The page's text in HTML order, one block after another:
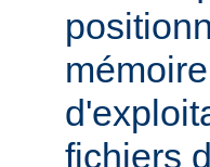
fichiers